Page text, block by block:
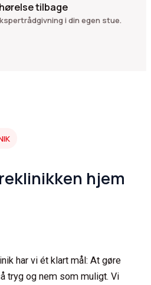
tilbage
i din egen stue.
hjem
har vi ét klart mål: At gøre
tryg og nem som muligt. Vi